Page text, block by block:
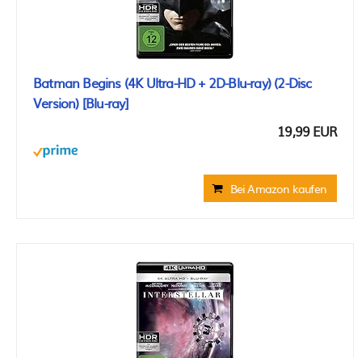
Batman Begins (4K Ultra-HD + 2D-Blu-ray) (2-Disc
Version) [Blu-ray]
19,99 EUR
Bei Amazon kaufen